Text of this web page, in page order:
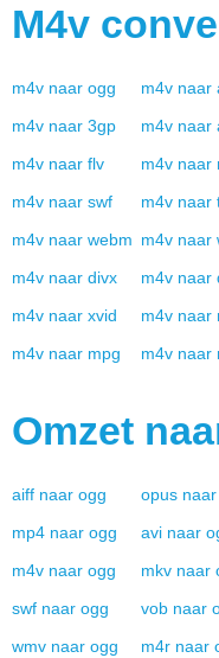
M4v
m4v naar ogg m4v naar
m4v naar 3gp m4v naar
m4v naar flv m4v naar
m4v naar swf m4v naar
m4v naar webm m4v naar
m4v naar divx m4v naar
m4v naar xvid m4v naar
m4v naar mpg m4v naar
Omzet
aiff naar ogg opus naar
mp4 naar ogg avi naar
m4v naar ogg mkv naar
swf naar ogg vob naar
wmv naar ogg m4r naar